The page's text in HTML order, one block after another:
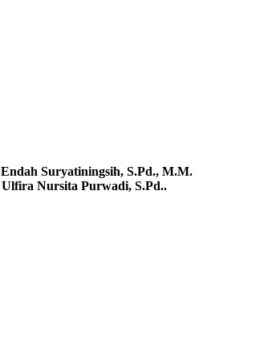
Endah Suryatiningsih, S.Pd., M.M.
Ulfira Nursita Purwadi, S.Pd..